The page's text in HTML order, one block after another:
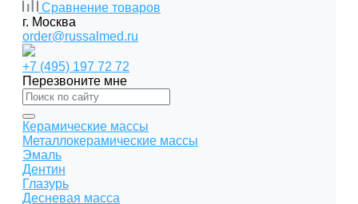
Сравнение товаров
г. Москва
order@russalmed.ru
+7 (495) 197 72 72
Перезвоните мне
Керамические массы
Металлокерамические массы
Эмаль
Дентин
Глазурь
Десневая масса